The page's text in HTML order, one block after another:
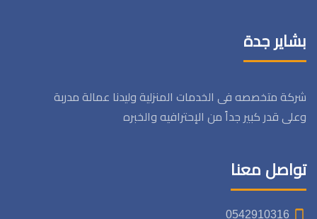
بشاير جدة
شركة متخصصه فى الخدمات المنزلية وليدنا عمالة مدربة
وعلى قدر كبير جداً من الإحترافيه والخبره
تواصل معنا